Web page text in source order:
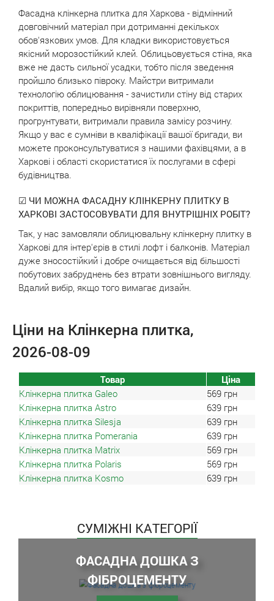
Фасадна клінкерна плитка для Харкова - відмінний
довговічний матеріал при дотриманні декількох
обов'язкових умов. Для кладки використовується
якісний морозостійкий клей. Облицьовується стіна, яка
вже не дасть сильної усадки, тобто після зведення
пройшло близько півроку. Майстри витримали
технологію облицювання - зачистили стіну від старих
покриттів, попередньо вирівняли поверхню,
прогрунтувати, витримали правила замісу розчину.
Якщо у вас є сумніви в кваліфікації вашої бригади, ви
можете проконсультуватися з нашими фахівцями, а в
Харкові і області скористатися їх послугами в сфері
будівництва.
☑ ЧИ МОЖНА ФАСАДНУ КЛІНКЕРНУ ПЛИТКУ В
ХАРКОВІ ЗАСТОСОВУВАТИ ДЛЯ ВНУТРІШНІХ РОБІТ?
Так, у нас замовляли облицювальну клінкерну плитку в
Харкові для інтер'єрів в стилі лофт і балконів. Матеріал
дуже зносостійкий і добре очищається від більшості
побутових забруднень без втрати зовнішнього вигляду.
Вдалий вибір, якщо того вимагає дизайн.
Ціни на Клінкерна плитка,
2026-08-09
Товар
Ціна
Клінкерна плитка Galeo
569 грн
Клінкерна плитка Astro
639 грн
Клінкерна плитка Silesja
639 грн
Клінкерна плитка Pomerania
639 грн
Клінкерна плитка Matrix
569 грн
Клінкерна плитка Polaris
569 грн
Клінкерна плитка Kosmo
639 грн
СУМІЖНІ КАТЕГОРІЇ
ФАСАДНА ДОШКА З
ФІБРОЦЕМЕНТУ